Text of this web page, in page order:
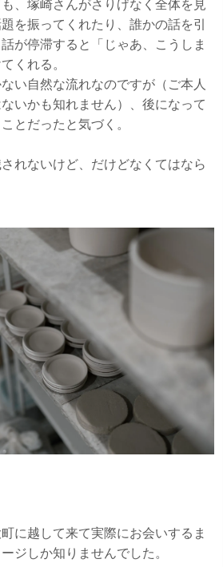
、塚崎さんがさりげなく全体を見
を振ってくれたり、誰かの話を引
が停滞すると「じゃあ、こうしま
くれる。
い自然な流れなのですが（ご本人
いかも知れません）、後になって
とだったと気づく。
れないけど、だけどなくてはなら
に越して来て実際にお会いするま
ジしか知りませんでした。